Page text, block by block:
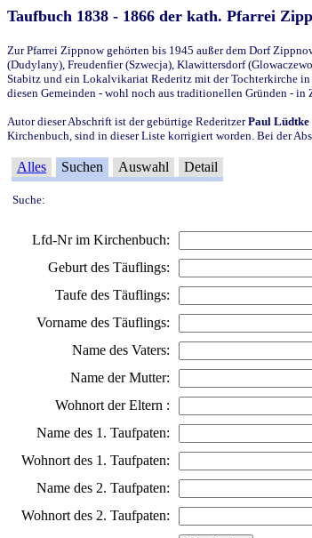
Taufbuch 1838 - 1866 der kath. Pfarrei
Zur Pfarrei Zippnow gehörten bis 1945 außer dem Dorf
(Dudylany), Freudenfier (Szwecja), Klawittersdorf
Stabitz und ein Lokalvikariat Rederitz mit der Tochterkirche in
diesen Gemeinden - wohl noch aus traditionellen Gründen - in
Autor dieser Abschrift ist der gebürtige RederitzerPaul Lüdtke
Kirchenbuch, sind in dieser Liste korrigiert worden. Bei der
Alles Suchen Auswahl Detail
Suche:
Lfd-Nr im Kirchenbuch:
Geburt des Täuflings:
Taufe des Täuflings:
Vorname des Täuflings:
Name des Vaters:
Name der Mutter:
Wohnort der Eltern :
Name des 1. Taufpaten:
Wohnort des 1. Taufpaten:
Name des 2. Taufpaten:
Wohnort des 2. Taufpaten: